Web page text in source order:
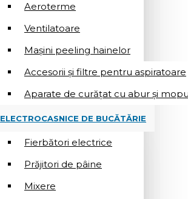
Aeroterme
Ventilatoare
Mașini peeling hainelor
Accesorii și filtre pentru aspiratoare
Aparate de curățat cu abur și
ELECTROCASNICE DE BUCĂTĂRIE
Fierbători electrice
Prăjitori de pâine
Mixere